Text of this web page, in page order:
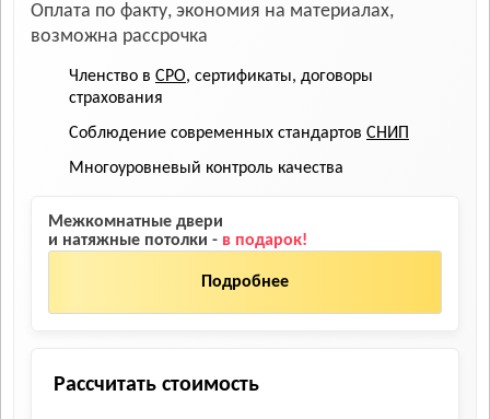
Оплата по факту, экономия на материалах,
возможна рассрочка
Членство в СРО, сертификаты, договоры
страхования
Соблюдение современных стандартов СНИП
Многоуровневый контроль качества
Межкомнатные двери
и натяжные потолки - в подарок!
Подробнее
Рассчитать стоимость